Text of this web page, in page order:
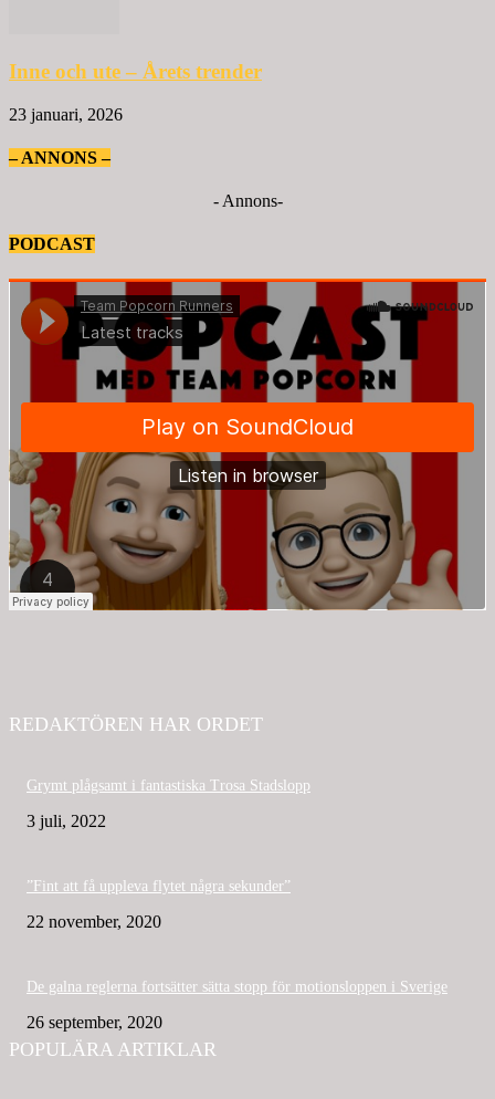
Inne och ute – Årets trender
23 januari, 2026
– ANNONS –
- Annons-
PODCAST
REDAKTÖREN HAR ORDET
Grymt plågsamt i fantastiska Trosa Stadslopp
3 juli, 2022
”Fint att få uppleva flytet några sekunder”
22 november, 2020
De galna reglerna fortsätter sätta stopp för motionsloppen i Sverige
26 september, 2020
POPULÄRA ARTIKLAR